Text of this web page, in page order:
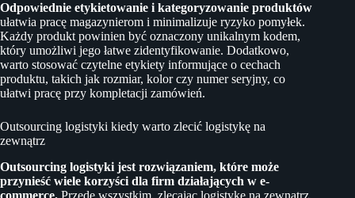
Odpowiednie etykietowanie i kategoryzowanie produktów
ułatwia pracę magazynierom i minimalizuje ryzyko pomyłek.
Każdy produkt powinien być oznaczony unikalnym kodem,
który umożliwi jego łatwe zidentyfikowanie. Dodatkowo,
warto stosować czytelne etykiety informujące o cechach
produktu, takich jak rozmiar, kolor czy numer seryjny, co
ułatwi pracę przy kompletacji zamówień.
Outsourcing logistyki kiedy warto zlecić logistykę na
zewnątrz
Outsourcing logistyki jest rozwiązaniem, które może
przynieść wiele korzyści dla firm działających w e-